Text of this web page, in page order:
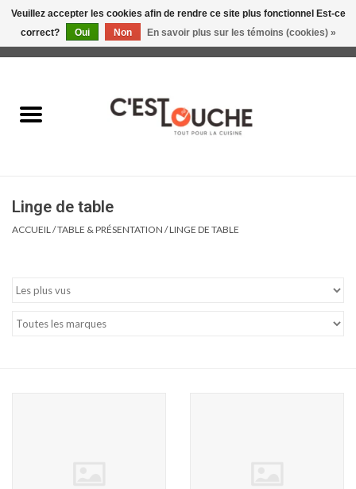
Table & Présentation
Boire
Maison
Linge de table
ACCUEIL /TABLE & PRÉSENTATION /LINGE DE TABLE
Veuillez accepter les cookies afin de rendre ce site plus fonctionnel Est-ce
correct?
Oui Non En savoir plus sur les témoins (cookies) »